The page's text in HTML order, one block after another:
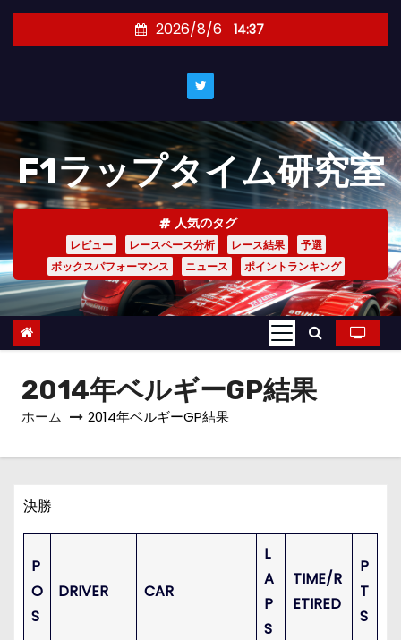
キ
ッ
プ
2026/8/6 14:37
F1ラップタイム研究室
人気のタグ
レビュー レースペース分析 レース結果
予選
ボックスパフォーマンス
ニュース ポイントランキング
2014年ベルギーGP結果
ホーム 2014年ベルギーGP結果
決勝
P
O
S
DRIVER CAR
L
A
P
S
TIME/R
ETIRED
P
T
S